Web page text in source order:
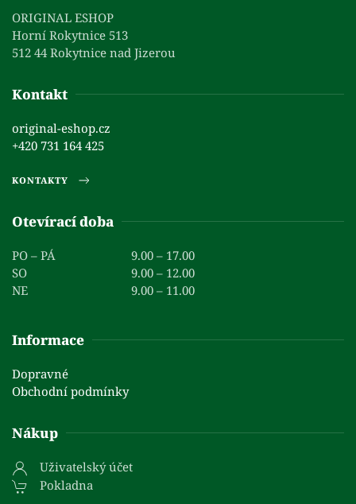
ORIGINAL ESHOP
Horní Rokytnice 513
512 44 Rokytnice nad Jizerou
Kontakt
original-eshop.cz
+420 731 164 425
KONTAKTY
Otevírací doba
PO – PÁ
9.00 – 17.00
SO
9.00 – 12.00
NE
9.00 – 11.00
Informace
Dopravné
Obchodní podmínky
Nákup
Uživatelský účet
Pokladna